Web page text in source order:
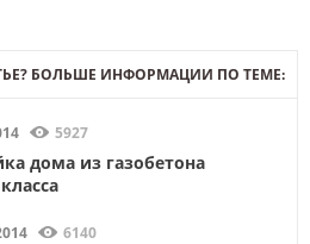
БОЛЬШЕ ИНФОРМАЦИИ ПО ТЕМЕ:
5927
дома из газобетона
6140